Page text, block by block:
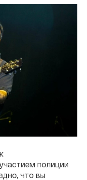
полиции
что вы